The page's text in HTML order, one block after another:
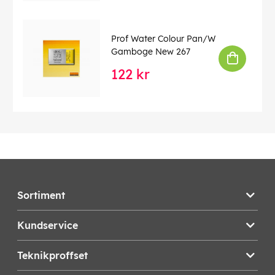
Prof Water Colour Pan/W
Gamboge New 267
122 kr
Sortiment
Kundservice
Teknikproffset